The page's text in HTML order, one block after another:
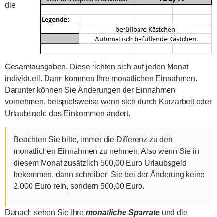
die
Gesamtausgaben. Diese richten sich auf jeden Monat
individuell. Dann kommen Ihre monatlichen Einnahmen.
Darunter können Sie Änderungen der Einnahmen
vornehmen, beispielsweise wenn sich durch Kurzarbeit oder
Urlaubsgeld das Einkommen ändert.
Beachten Sie bitte, immer die Differenz zu den
monatlichen Einnahmen zu nehmen. Also wenn Sie in
diesem Monat zusätzlich 500,00 Euro Urlaubsgeld
bekommen, dann schreiben Sie bei der Änderung keine
2.000 Euro rein, sondern 500,00 Euro.
Danach sehen Sie Ihre monatliche Sparrate und die